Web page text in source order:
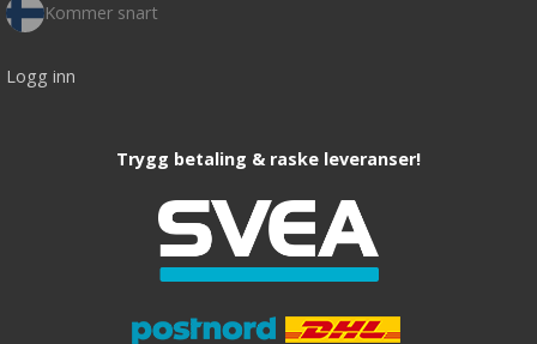
Kommer snart
Logg inn
Trygg betaling & raske leveranser!